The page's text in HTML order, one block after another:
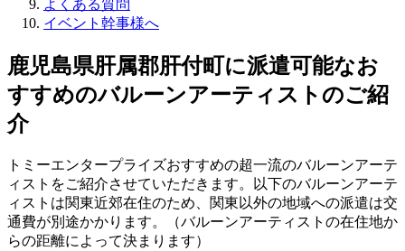
よくある質問
イベント幹事様へ
鹿児島県肝属郡肝付町に派遣可能なお
すすめのバルーンアーティストのご紹
介
トミーエンタープライズおすすめの超一流のバルーンアーテ
ィストをご紹介させていただきます。以下のバルーンアーテ
ィストは関東近郊在住のため、関東以外の地域への派遣は交
通費が別途かかります。（バルーンアーティストの在住地か
らの距離によって決まります）